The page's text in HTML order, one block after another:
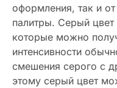
оформления, так и
палитры. Серый цвет
которые можно
интенсивности
смешения серого с
этому серый цвет